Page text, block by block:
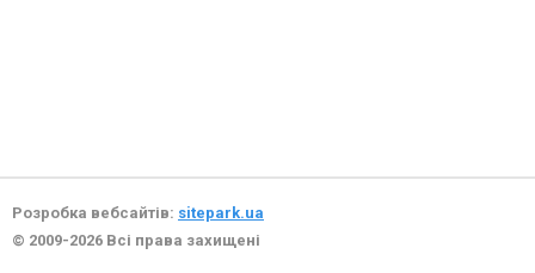
Розробка вебсайтів: sitepark.ua
© 2009-2026 Всі права захищені